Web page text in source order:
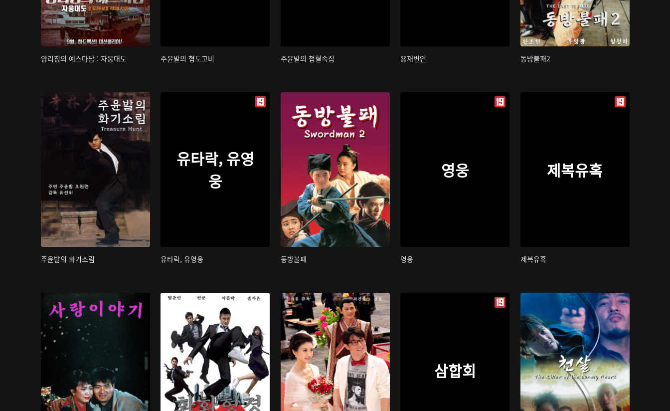
양리칭의 예스마담 : 자웅대도 주윤발의 협도고비 주윤발의 첩혈속집 용재변연 동방불패2
주윤발의 화기소림
유타락, 유영
웅
유타락, 유영웅 동방불패
영웅
영웅
제복유혹
제복유혹
삼합회